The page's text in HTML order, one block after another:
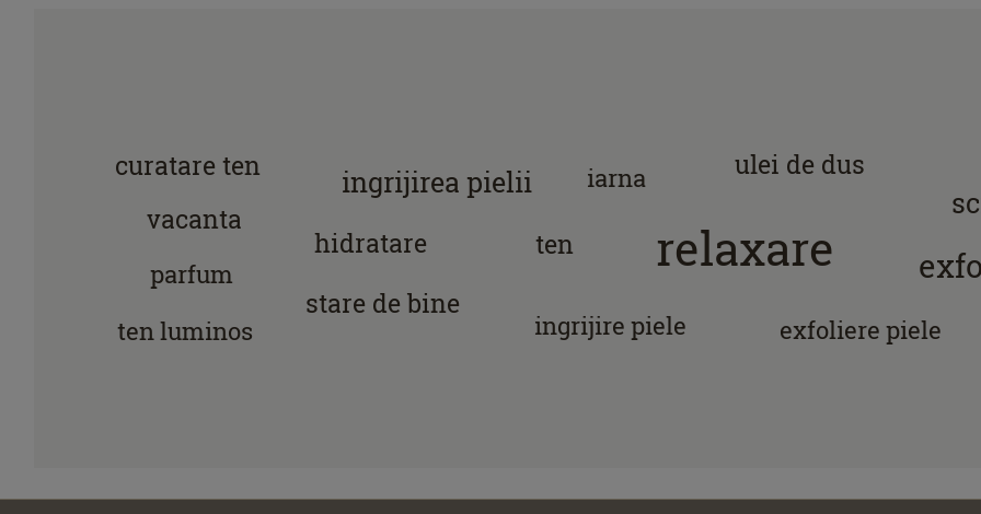
relaxare
ingrijirea pielii
hidratare
stare de bine
ten
ulei de dus
curatare ten
vacanta
ingrijire piele
parfum
exfoliere piele
ten luminos
iarna